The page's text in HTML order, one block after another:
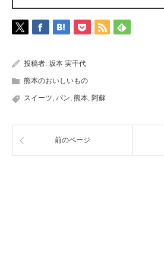
投稿者: 坂本 実千代
熊本のおいしいもの
スイーツ, パン, 熊本, 阿蘇
前のページ